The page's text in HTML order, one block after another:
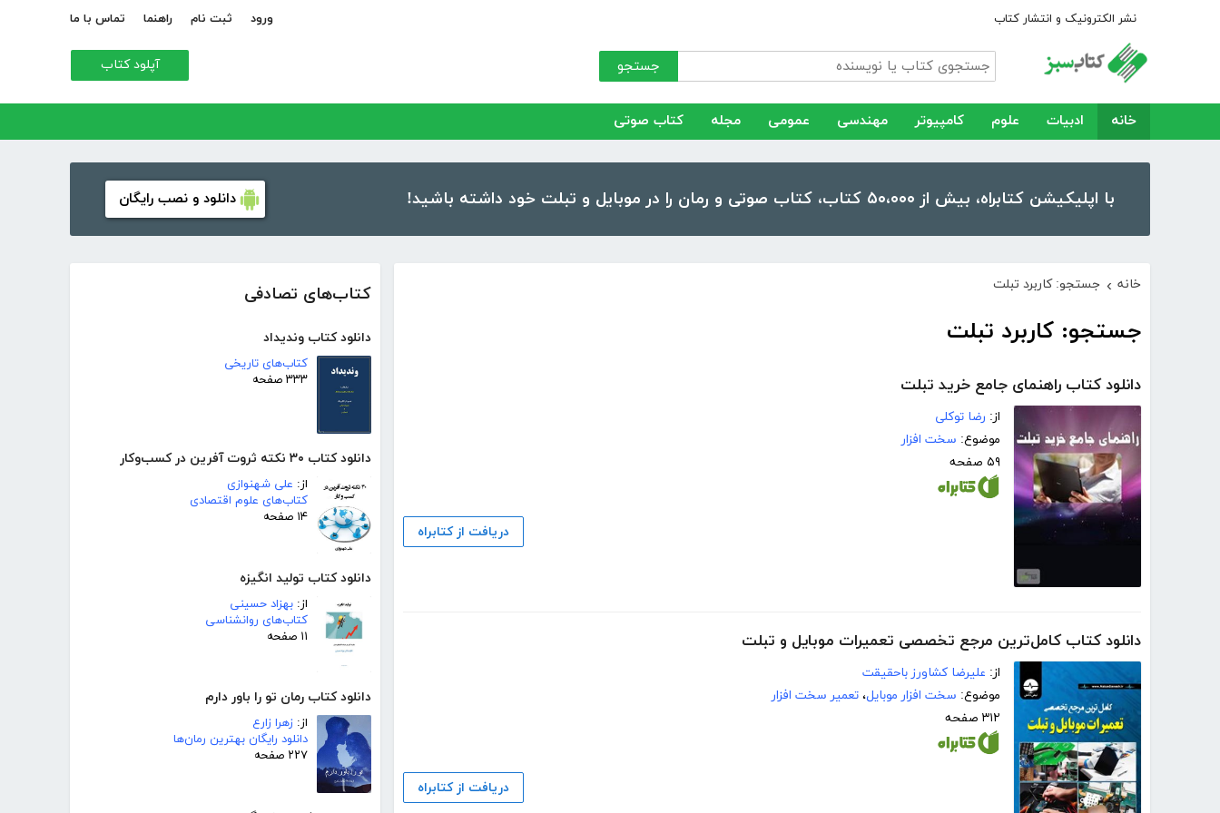
نشر الکترونیک و انتشار کتاب ورود ثبت نام راهنما تماس با ما
جستجو آپلود کتاب
خانه ادبیات علوم کامپیوتر مهندسی عمومی مجله کتاب صوتی
با اپلیکیشن کتابراه، بیش از ۵۰،۰۰۰ کتاب، کتاب صوتی و رمان را در موبایل و تبلت خود داشته باشید! دانلود و نصب رایگان
کتاب‌های تصادفی
دانلود کتاب وندیداد
کتاب‌های تاریخی
۳۳۳ صفحه
دانلود کتاب ۳۰ نکته ثروت آفرین در کسب‌و‌کار
از: علی شهنوازی
کتاب‌های علوم اقتصادی
۱۴ صفحه
دانلود کتاب تولید انگیزه
از: بهزاد حسینی
کتاب‌های روانشناسی
۱۱ صفحه
دانلود کتاب رمان تو را باور دارم
از: زهرا زارع
دانلود رایگان بهترین رمان‌ها
۲۲۷ صفحه
خانه › جستجو: کاربرد تبلت
جستجو: کاربرد تبلت
دانلود کتاب راهنمای جامع خرید تبلت
از: رضا توکلی
موضوع: سخت افزار
۵۹ صفحه
دریافت از کتابراه
دانلود کتاب کامل‌ترین مرجع تخصصی تعمیرات موبایل و تبلت
از: علیرضا کشاورز باحقیقت
موضوع: سخت افزار موبایل، تعمیر سخت افزار
۳۱۲ صفحه
دریافت از کتابراه